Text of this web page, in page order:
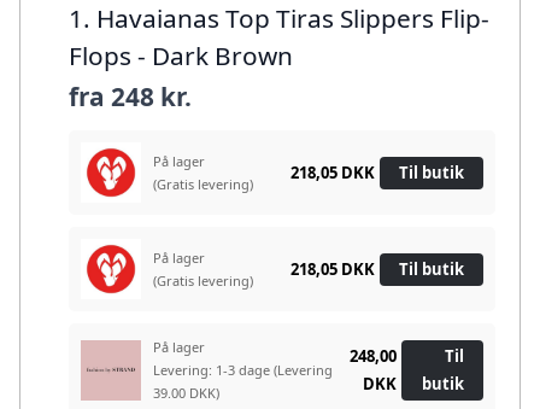
1. Havaianas Top Tiras Slippers Flip-
Flops - Dark Brown
fra 248 kr.
På lager
(Gratis levering)
218,05 DKK Til butik
På lager
(Gratis levering)
218,05 DKK Til butik
På lager
Levering: 1-3 dage (Levering
39.00 DKK)
248,00
DKK
Til
butik